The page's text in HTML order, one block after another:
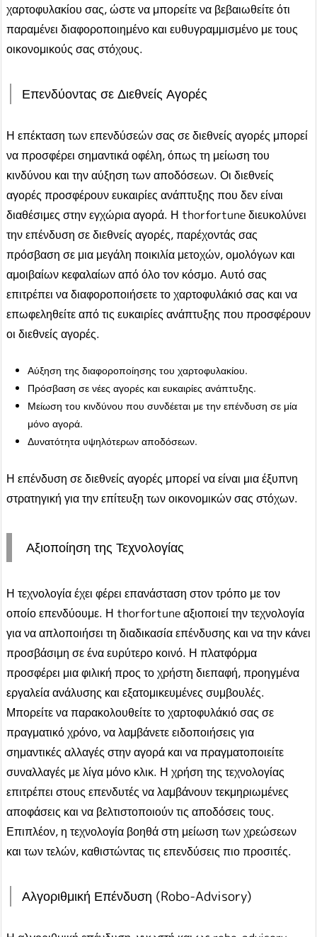
χαρτοφυλακίου σας, ώστε να μπορείτε να βεβαιωθείτε ότι
παραμένει διαφοροποιημένο και ευθυγραμμισμένο με τους
οικονομικούς σας στόχους.
Επενδύοντας σε Διεθνείς Αγορές
Η επέκταση των επενδύσεών σας σε διεθνείς αγορές μπορεί
να προσφέρει σημαντικά οφέλη, όπως τη μείωση του
κινδύνου και την αύξηση των αποδόσεων. Οι διεθνείς
αγορές προσφέρουν ευκαιρίες ανάπτυξης που δεν είναι
διαθέσιμες στην εγχώρια αγορά. Η thorfortune διευκολύνει
την επένδυση σε διεθνείς αγορές, παρέχοντάς σας
πρόσβαση σε μια μεγάλη ποικιλία μετοχών, ομολόγων και
αμοιβαίων κεφαλαίων από όλο τον κόσμο. Αυτό σας
επιτρέπει να διαφοροποιήσετε το χαρτοφυλάκιό σας και να
επωφεληθείτε από τις ευκαιρίες ανάπτυξης που προσφέρουν
οι διεθνείς αγορές.
Αύξηση της διαφοροποίησης του χαρτοφυλακίου.
Πρόσβαση σε νέες αγορές και ευκαιρίες ανάπτυξης.
Μείωση του κινδύνου που συνδέεται με την επένδυση σε μία
μόνο αγορά.
Δυνατότητα υψηλότερων αποδόσεων.
Η επένδυση σε διεθνείς αγορές μπορεί να είναι μια έξυπνη
στρατηγική για την επίτευξη των οικονομικών σας στόχων.
Αξιοποίηση της Τεχνολογίας
Η τεχνολογία έχει φέρει επανάσταση στον τρόπο με τον
οποίο επενδύουμε. Η thorfortune αξιοποιεί την τεχνολογία
για να απλοποιήσει τη διαδικασία επένδυσης και να την κάνει
προσβάσιμη σε ένα ευρύτερο κοινό. Η πλατφόρμα
προσφέρει μια φιλική προς το χρήστη διεπαφή, προηγμένα
εργαλεία ανάλυσης και εξατομικευμένες συμβουλές.
Μπορείτε να παρακολουθείτε το χαρτοφυλάκιό σας σε
πραγματικό χρόνο, να λαμβάνετε ειδοποιήσεις για
σημαντικές αλλαγές στην αγορά και να πραγματοποιείτε
συναλλαγές με λίγα μόνο κλικ. Η χρήση της τεχνολογίας
επιτρέπει στους επενδυτές να λαμβάνουν τεκμηριωμένες
αποφάσεις και να βελτιστοποιούν τις αποδόσεις τους.
Επιπλέον, η τεχνολογία βοηθά στη μείωση των χρεώσεων
και των τελών, καθιστώντας τις επενδύσεις πιο προσιτές.
Αλγοριθμική Επένδυση (Robo-Advisory)